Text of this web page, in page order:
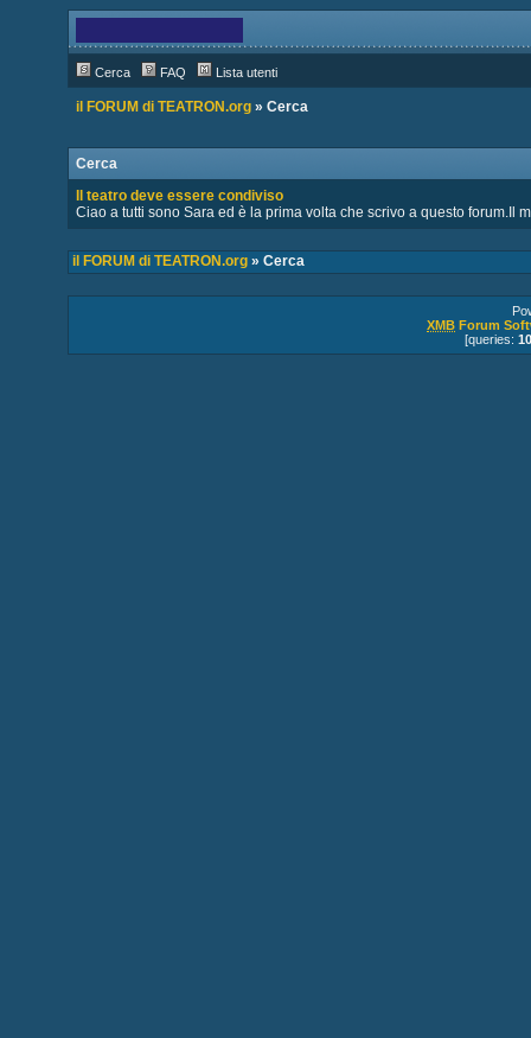
Cerca FAQ Lista utenti
il FORUM di TEATRON.org» Cerca
Cerca
Il teatro deve essere condiviso
Ciao a tutti sono Sara ed è la prima volta che scrivo a questo forum.Il
il FORUM di TEATRON.org» Cerca
XMB Forum
[queries: 10